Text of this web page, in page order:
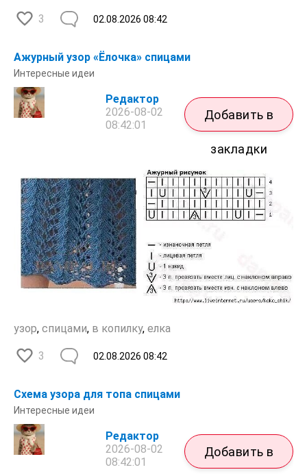
3 02.08.2026 08:42
Ажурный узор «Ёлочка» спицами
Интересные идеи
Редактор
2026-08-02
08:42:01
Добавить в
закладки
узор, спицами, в копилку, елка
3 02.08.2026 08:42
Схема узора для топа спицами
Интересные идеи
Редактор
2026-08-02
08:42:01
Добавить в